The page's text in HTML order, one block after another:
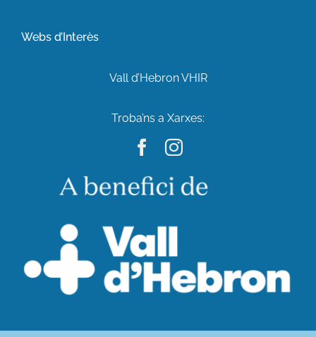
Webs d’Interès
Vall d’Hebron VHIR
Troba’ns a Xarxes: